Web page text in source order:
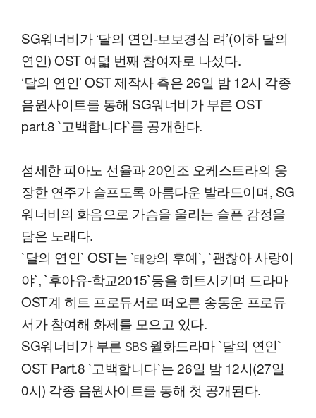
SG워너비가 ‘달의 연인-보보경심 려’(이하 달의
연인) OST 여덟 번째 참여자로 나섰다.
‘달의 연인’ OST 제작사 측은 26일 밤 12시 각종
음원사이트를 통해 SG워너비가 부른 OST
part.8 `고백합니다`를 공개한다.
섬세한 피아노 선율과 20인조 오케스트라의 웅
장한 연주가 슬프도록 아름다운 발라드이며, SG
워너비의 화음으로 가슴을 울리는 슬픈 감정을
담은 노래다.
`달의 연인` OST는 `태양의 후예`, `괜찮아 사랑이
야`, `후아유-학교2015`등을 히트시키며 드라마
OST계 히트 프로듀서로 떠오른 송동운 프로듀
서가 참여해 화제를 모으고 있다.
SG워너비가 부른 SBS월화드라마 `달의 연인`
OST Part.8 `고백합니다`는 26일 밤 12시(27일
0시) 각종 음원사이트를 통해 첫 공개된다.